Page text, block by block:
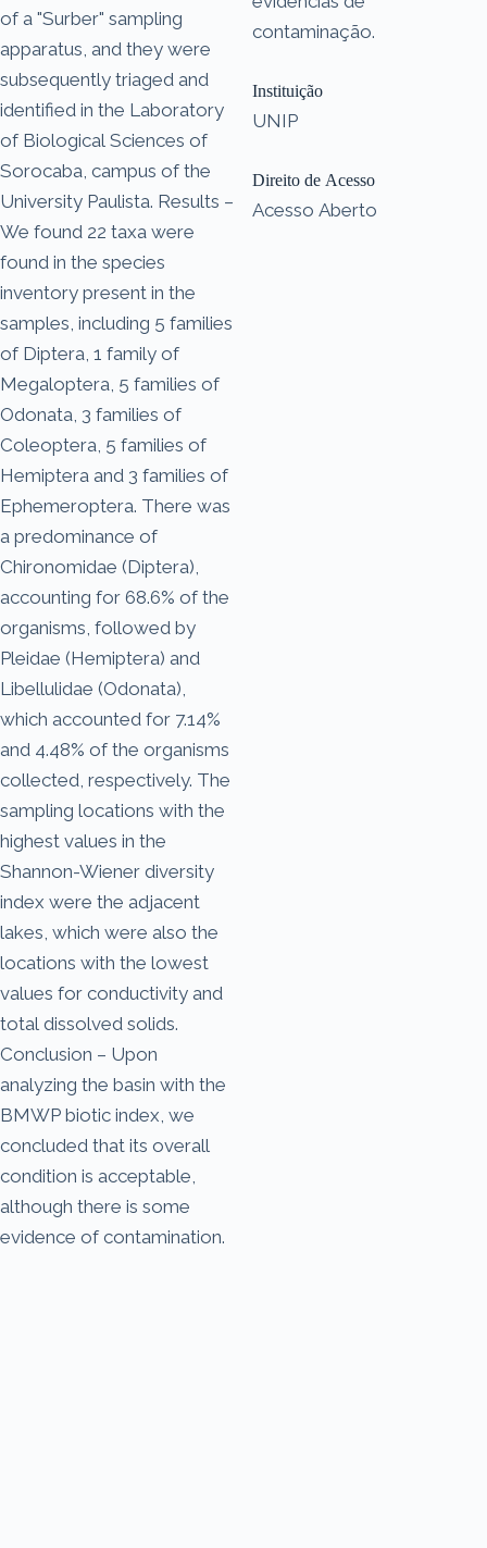
of a "Surber" sampling
apparatus, and they were
subsequently triaged and
identified in the Laboratory
of Biological Sciences of
Sorocaba, campus of the
University Paulista. Results –
We found 22 taxa were
found in the species
inventory present in the
samples, including 5 families
of Diptera, 1 family of
Megaloptera, 5 families of
Odonata, 3 families of
Coleoptera, 5 families of
Hemiptera and 3 families of
Ephemeroptera. There was
a predominance of
Chironomidae (Diptera),
accounting for 68.6% of the
organisms, followed by
Pleidae (Hemiptera) and
Libellulidae (Odonata),
which accounted for 7.14%
and 4.48% of the organisms
collected, respectively. The
sampling locations with the
highest values in the
Shannon-Wiener diversity
index were the adjacent
lakes, which were also the
locations with the lowest
values for conductivity and
total dissolved solids.
Conclusion – Upon
analyzing the basin with the
BMWP biotic index, we
concluded that its overall
condition is acceptable,
although there is some
evidence of contamination.
contaminação.
Instituição
UNIP
Direito de Acesso
Acesso Aberto